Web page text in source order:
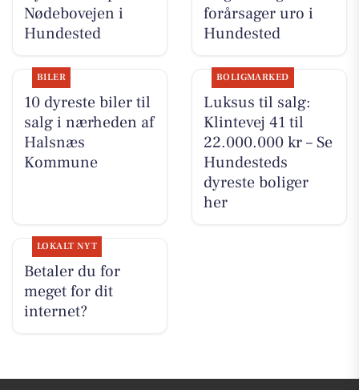
Nødebovejen i
Hundested
forårsager uro i
Hundested
BILER
10 dyreste biler til
salg i nærheden af
Halsnæs
Kommune
BOLIGMARKED
Luksus til salg:
Klintevej 41 til
22.000.000 kr – Se
Hundesteds
dyreste boliger
her
LOKALT NYT
Betaler du for
meget for dit
internet?